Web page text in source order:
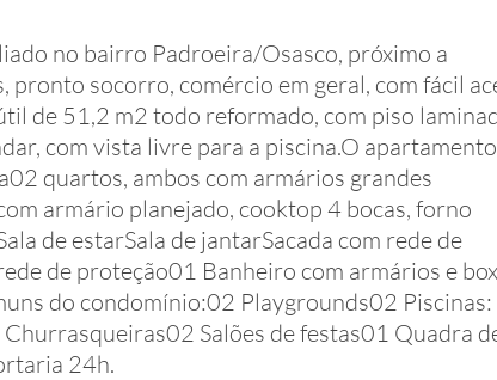
no bairro Padroeira/Osasco, próximo a
pronto socorro, comércio em geral, com fácil
de 51,2 m2 todo reformado, com piso
com vista livre para a piscina.O apartamento
quartos, ambos com armários grandes
armário planejado, cooktop 4 bocas, forno
de estarSala de jantarSacada com rede de
de proteção01 Banheiro com armários e
do condomínio:02 Playgrounds02
Salões de festas01 Quadra
24h.